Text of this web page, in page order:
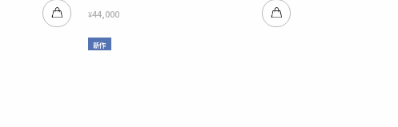
¥44,000
新作